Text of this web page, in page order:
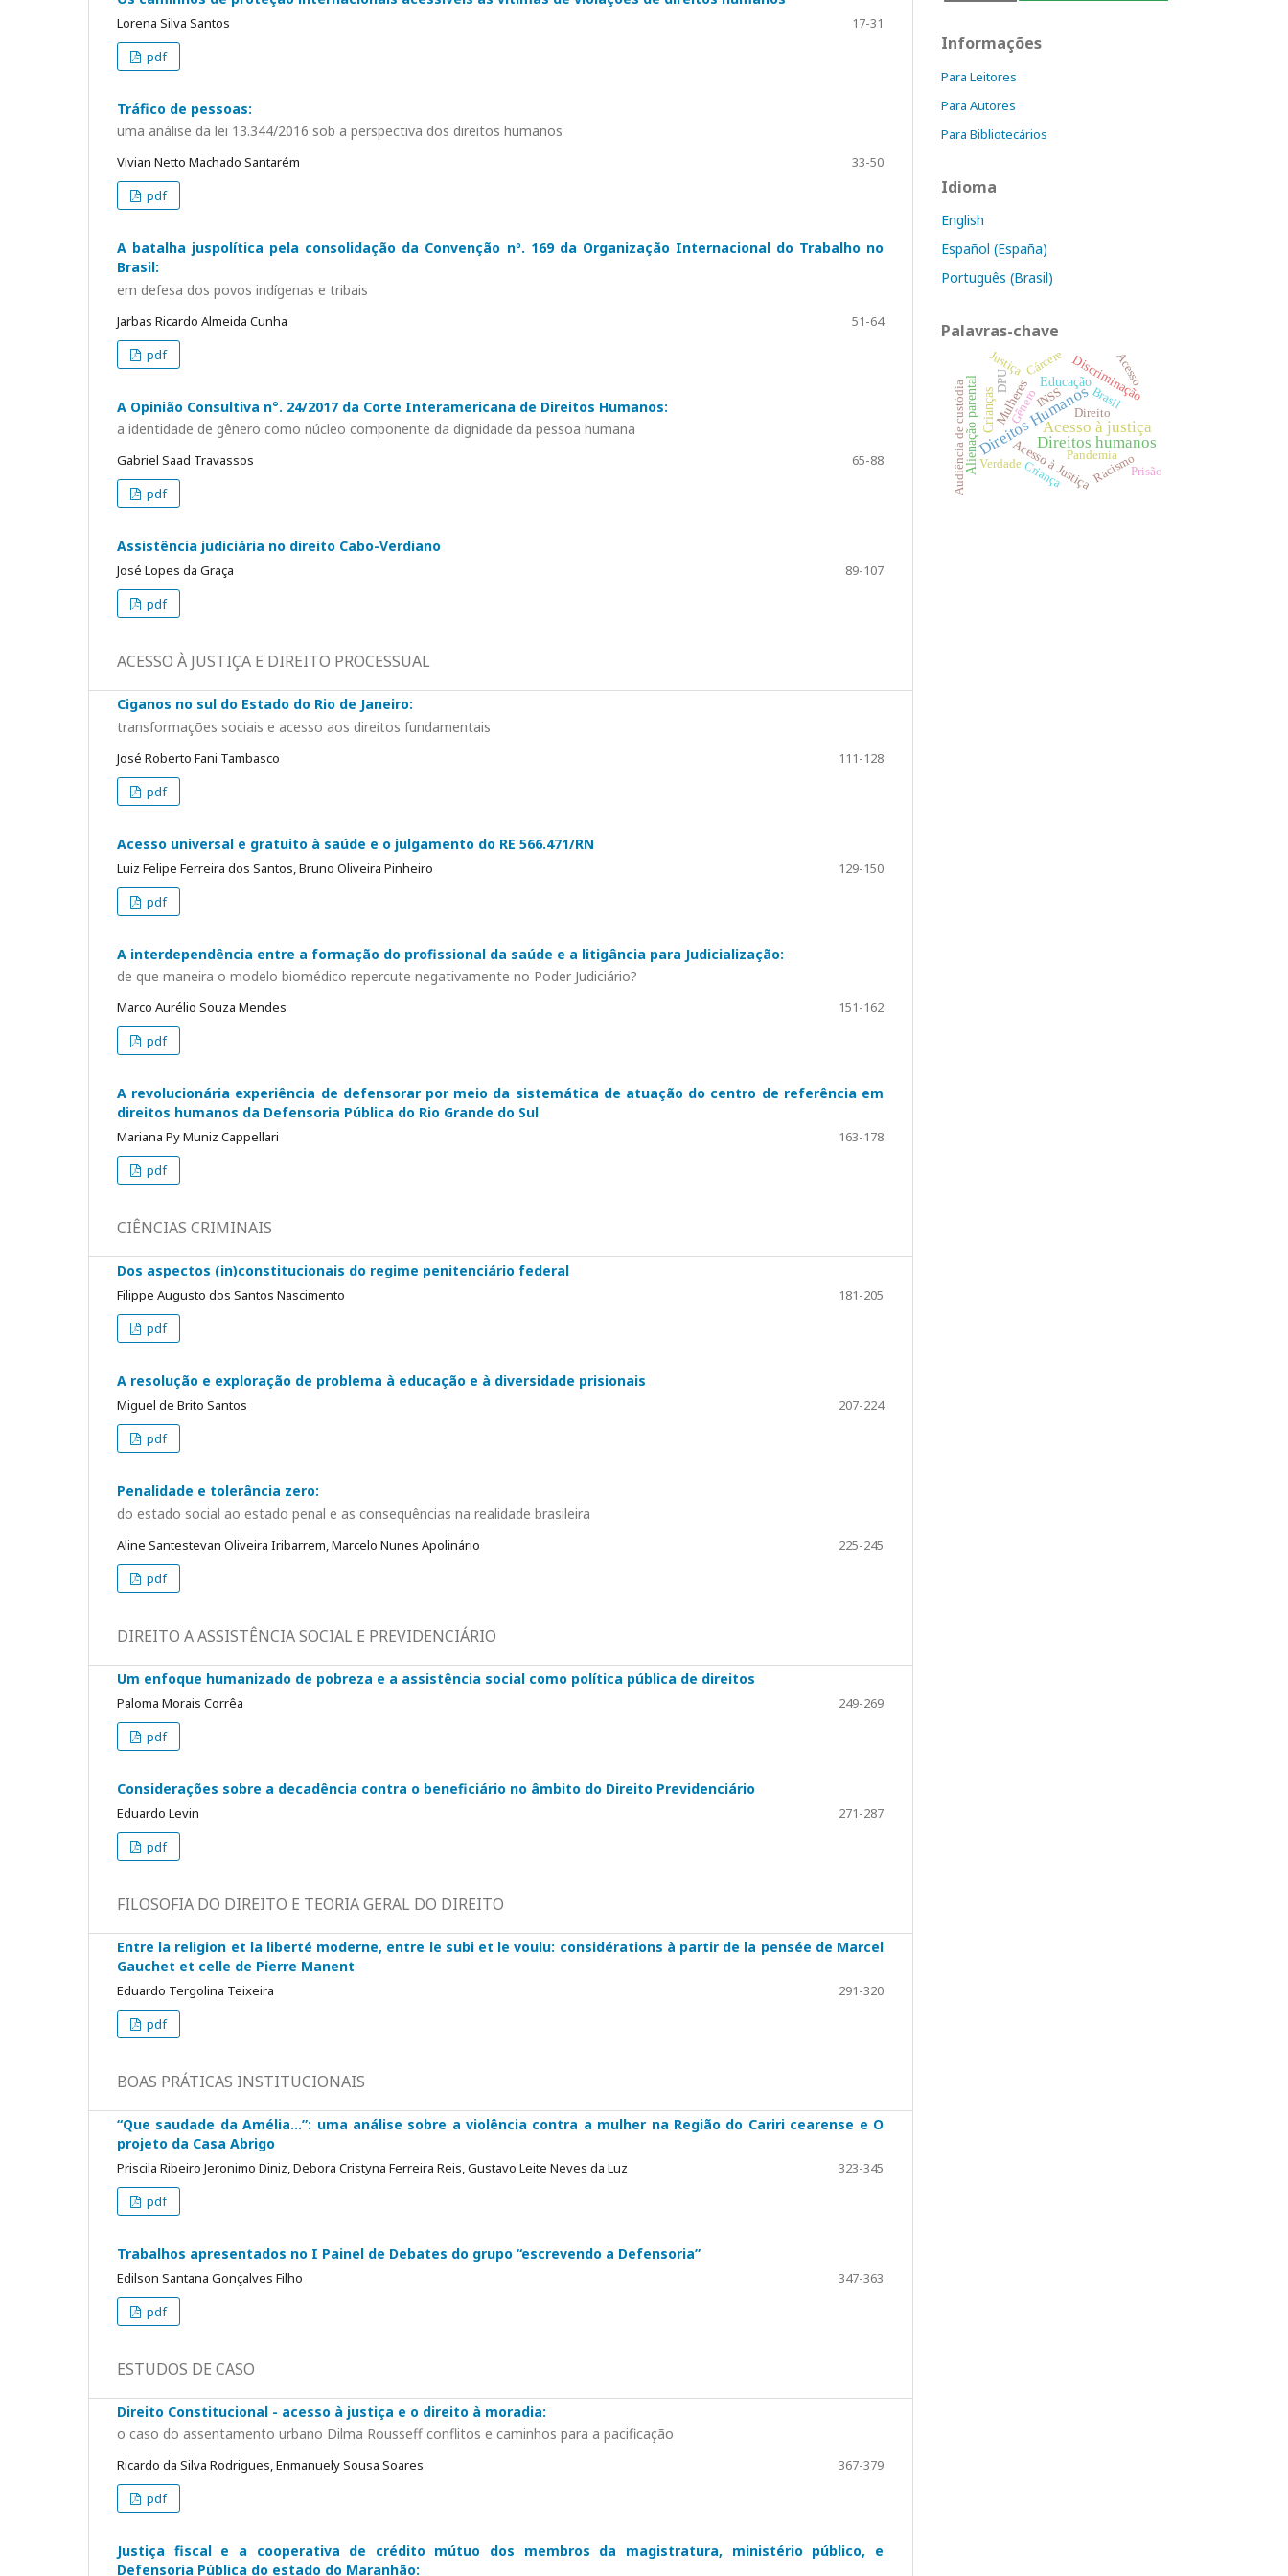
Lorena Silva Santos
17-31
pdf
Tráfico de pessoas:
uma análise da lei 13.344/2016 sob a perspectiva dos direitos humanos
Vivian Netto Machado Santarém
33-50
pdf
A batalha juspolítica pela consolidação da Convenção nº. 169 da Organização Internacional do Trabalho no
Brasil:
em defesa dos povos indígenas e tribais
Jarbas Ricardo Almeida Cunha
51-64
pdf
A Opinião Consultiva n°. 24/2017 da Corte Interamericana de Direitos Humanos:
a identidade de gênero como núcleo componente da dignidade da pessoa humana
Gabriel Saad Travassos
65-88
pdf
Assistência judiciária no direito Cabo-Verdiano
José Lopes da Graça
89-107
pdf
ACESSO À JUSTIÇA E DIREITO PROCESSUAL
Ciganos no sul do Estado do Rio de Janeiro:
transformações sociais e acesso aos direitos fundamentais
José Roberto Fani Tambasco
111-128
pdf
Acesso universal e gratuito à saúde e o julgamento do RE 566.471/RN
Luiz Felipe Ferreira dos Santos, Bruno Oliveira Pinheiro
129-150
pdf
A interdependência entre a formação do profissional da saúde e a litigância para Judicialização:
de que maneira o modelo biomédico repercute negativamente no Poder Judiciário?
Marco Aurélio Souza Mendes
151-162
pdf
A revolucionária experiência de defensorar por meio da sistemática de atuação do centro de referência em
direitos humanos da Defensoria Pública do Rio Grande do Sul
Mariana Py Muniz Cappellari
163-178
pdf
CIÊNCIAS CRIMINAIS
Dos aspectos (in)constitucionais do regime penitenciário federal
Filippe Augusto dos Santos Nascimento
181-205
pdf
A resolução e exploração de problema à educação e à diversidade prisionais
Miguel de Brito Santos
207-224
pdf
Penalidade e tolerância zero:
do estado social ao estado penal e as consequências na realidade brasileira
Aline Santestevan Oliveira Iribarrem, Marcelo Nunes Apolinário
225-245
pdf
DIREITO A ASSISTÊNCIA SOCIAL E PREVIDENCIÁRIO
Um enfoque humanizado de pobreza e a assistência social como política pública de direitos
Paloma Morais Corrêa
249-269
pdf
Considerações sobre a decadência contra o beneficiário no âmbito do Direito Previdenciário
Eduardo Levin
271-287
pdf
FILOSOFIA DO DIREITO E TEORIA GERAL DO DIREITO
Entre la religion et la liberté moderne, entre le subi et le voulu: considérations à partir de la pensée de Marcel
Gauchet et celle de Pierre Manent
Eduardo Tergolina Teixeira
291-320
pdf
BOAS PRÁTICAS INSTITUCIONAIS
“Que saudade da Amélia...”: uma análise sobre a violência contra a mulher na Região do Cariri cearense e O
projeto da Casa Abrigo
Priscila Ribeiro Jeronimo Diniz, Debora Cristyna Ferreira Reis, Gustavo Leite Neves da Luz
323-345
pdf
Trabalhos apresentados no I Painel de Debates do grupo “escrevendo a Defensoria”
Edilson Santana Gonçalves Filho
347-363
pdf
ESTUDOS DE CASO
Direito Constitucional - acesso à justiça e o direito à moradia:
o caso do assentamento urbano Dilma Rousseff conflitos e caminhos para a pacificação
Ricardo da Silva Rodrigues, Enmanuely Sousa Soares
367-379
pdf
Justiça fiscal e a cooperativa de crédito mútuo dos membros da magistratura, ministério público, e
Defensoria Pública do estado do Maranhão:
Informações
Para Leitores
Para Autores
Para Bibliotecários
Idioma
English
Español (España)
Português (Brasil)
Palavras-chave
Acesso à justiça
Direitos HumanosDireitos humanos
Mulheres
Alienação parentalCrianças
Educação
Acesso à Justiça
Discriminação
Direito
Pandemia
Audiência de custódia Verdade
DPU
RacismoPrisão
INSS Brasil
Criança
Acesso
Cárcere
Justiça
Gênero